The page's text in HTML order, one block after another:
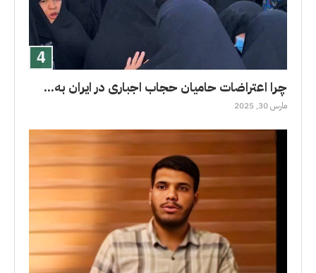
چرا اعتراضات حامیان حجاب اجباری در ایران به...
مارس 30, 2025